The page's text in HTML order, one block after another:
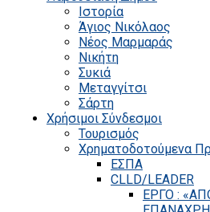
Ιστορία
Άγιος Νικόλαος
Νέος Μαρμαράς
Νικήτη
Συκιά
Μεταγγίτσι
Σάρτη
Χρήσιμοι Σύνδεσμοι
Τουρισμός
Χρηματοδοτούμενα
ΕΣΠΑ
CLLD/LEADER
ΕΡΓΟ :